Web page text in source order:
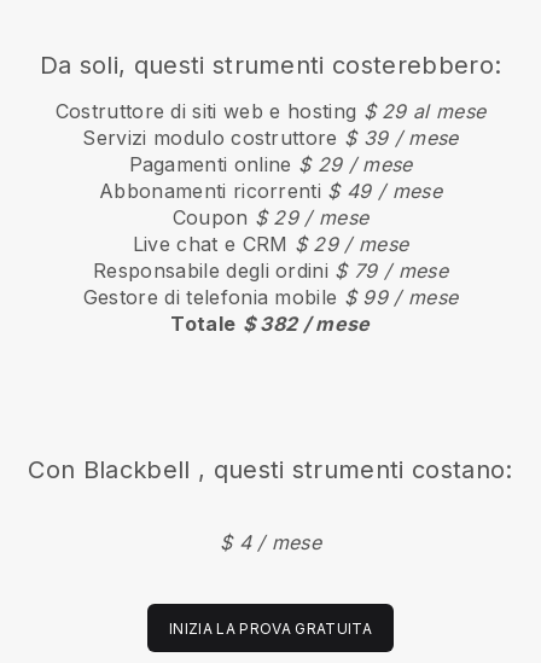
Da soli, questi strumenti costerebbero:
Costruttore di siti web e hosting $ 29 al mese
Servizi modulo costruttore $ 39 / mese
Pagamenti online $ 29 / mese
Abbonamenti ricorrenti $ 49 / mese
Coupon $ 29 / mese
Live chat e CRM $ 29 / mese
Responsabile degli ordini $ 79 / mese
Gestore di telefonia mobile $ 99 / mese
Totale $ 382 / mese
Con Blackbell , questi strumenti costano:
$ 4 / mese
INIZIA LA PROVA GRATUITA